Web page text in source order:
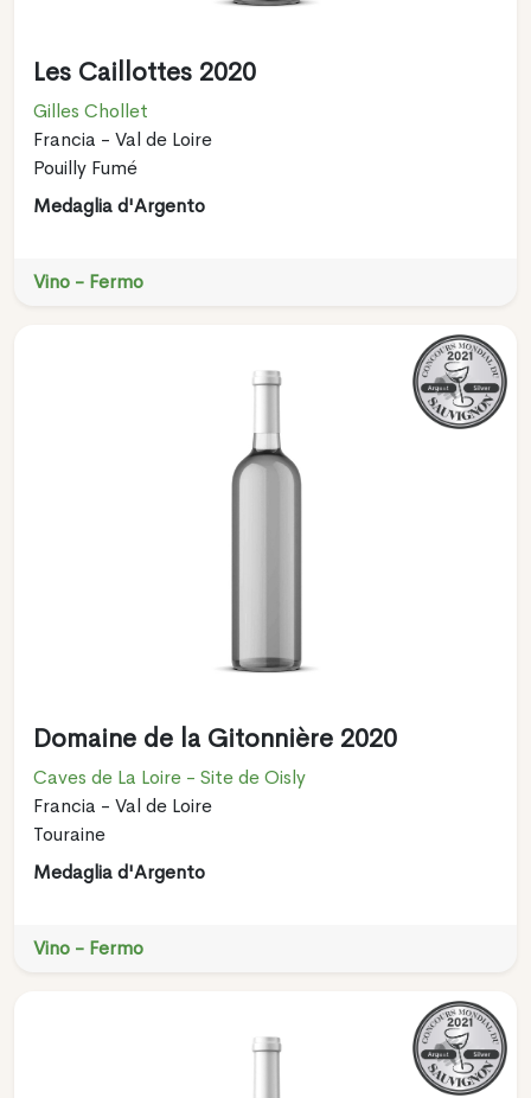
Les Caillottes 2020
Gilles Chollet
Francia - Val de Loire
Pouilly Fumé
Medaglia d'Argento
Vino - Fermo
Domaine de la Gitonnière 2020
Caves de La Loire - Site de Oisly
Francia - Val de Loire
Touraine
Medaglia d'Argento
Vino - Fermo